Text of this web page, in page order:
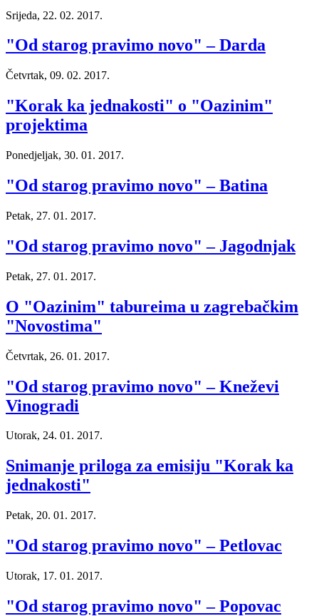
Srijeda, 22. 02. 2017.
"Od starog pravimo novo" – Darda
Četvrtak, 09. 02. 2017.
"Korak ka jednakosti" o "Oazinim"
projektima
Ponedjeljak, 30. 01. 2017.
"Od starog pravimo novo" – Batina
Petak, 27. 01. 2017.
"Od starog pravimo novo" – Jagodnjak
Petak, 27. 01. 2017.
O "Oazinim" tabureima u zagrebačkim
"Novostima"
Četvrtak, 26. 01. 2017.
"Od starog pravimo novo" – Kneževi
Vinogradi
Utorak, 24. 01. 2017.
Snimanje priloga za emisiju "Korak ka
jednakosti"
Petak, 20. 01. 2017.
"Od starog pravimo novo" – Petlovac
Utorak, 17. 01. 2017.
"Od starog pravimo novo" – Popovac